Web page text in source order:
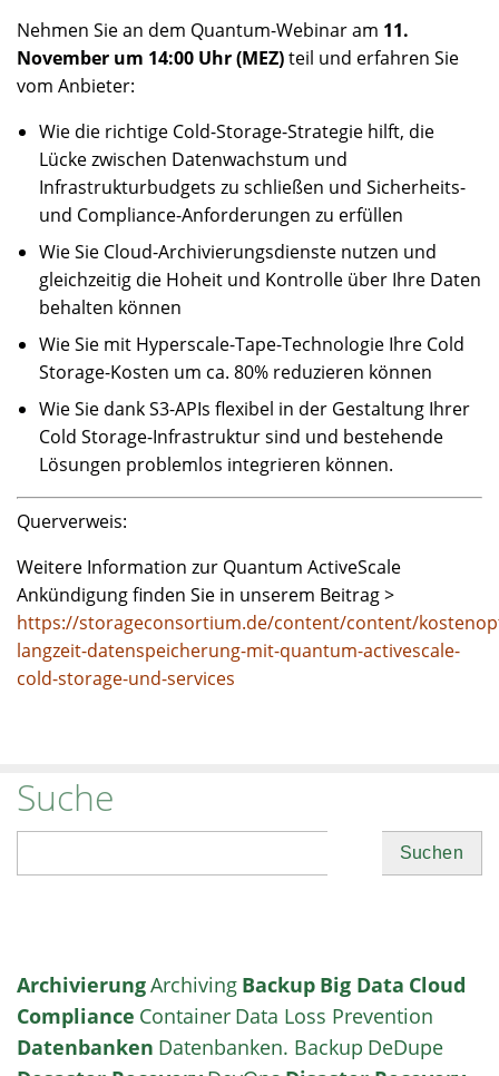
Nehmen Sie an dem Quantum-Webinar am 11.
November um 14:00 Uhr (MEZ)teil und erfahren Sie
vom Anbieter:
Wie die richtige Cold-Storage-Strategie hilft, die
Lücke zwischen Datenwachstum und
Infrastrukturbudgets zu schließen und Sicherheits-
und Compliance-Anforderungen zu erfüllen
Wie Sie Cloud-Archivierungsdienste nutzen und
gleichzeitig die Hoheit und Kontrolle über Ihre Daten
behalten können
Wie Sie mit Hyperscale-Tape-Technologie Ihre Cold
Storage-Kosten um ca. 80% reduzieren können
Wie Sie dank S3-APIs flexibel in der Gestaltung Ihrer
Cold Storage-Infrastruktur sind und bestehende
Lösungen problemlos integrieren können.
Querverweis:
Weitere Information zur Quantum ActiveScale
Ankündigung finden Sie in unserem Beitrag >
https://storageconsortium.de/content/content/
langzeit-datenspeicherung-mit-quantum-activescale-
cold-storage-und-services
Suche
ArchivierungArchiving Backup Big Data Cloud
Compliance Container Data Loss Prevention
Datenbanken Datenbanken. Backup DeDupe